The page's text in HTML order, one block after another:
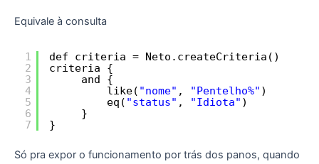
Equivale à consulta
1
2
3
4
5
6
7
def criteria = Neto.createCriteria()
criteria {
and {
like( "nome" , "Pentelho%" )
eq( "status" , "Idiota" )
}
}
Só pra expor o funcionamento por trás dos panos, quando